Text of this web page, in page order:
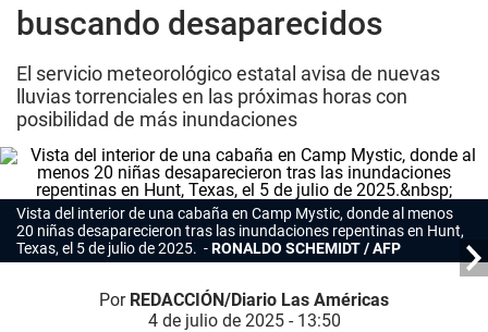
buscando desaparecidos
El servicio meteorológico estatal avisa de nuevas
lluvias torrenciales en las próximas horas con
posibilidad de más inundaciones
Vista del interior de una cabaña en Camp Mystic, donde al menos
20 niñas desaparecieron tras las inundaciones repentinas en Hunt,
Texas, el 5 de julio de 2025.
RONALDO SCHEMIDT / AFP
Por REDACCIÓN/Diario Las Américas
4 de julio de 2025 - 13:50